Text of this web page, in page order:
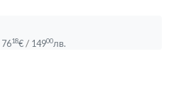
7618€ / 14900лв.